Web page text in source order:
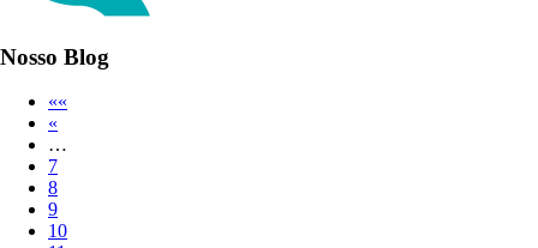
Nosso Blog
««
«
…
7
8
9
10